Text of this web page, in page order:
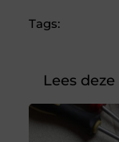
Tags:
Lees deze